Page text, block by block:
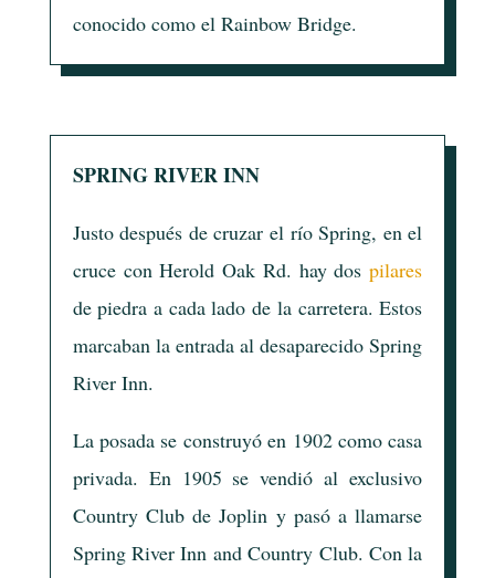
conocido como el Rainbow Bridge.
SPRING RIVER INN
Justo después de cruzar el río Spring, en el
cruce con Herold Oak Rd. hay dospilares
de piedra a cada lado de la carretera. Estos
marcaban la entrada al desaparecido Spring
River Inn.
La posada se construyó en 1902 como casa
privada. En 1905 se vendió al exclusivo
Country Club de Joplin y pasó a llamarse
Spring River Inn and Country Club. Con la